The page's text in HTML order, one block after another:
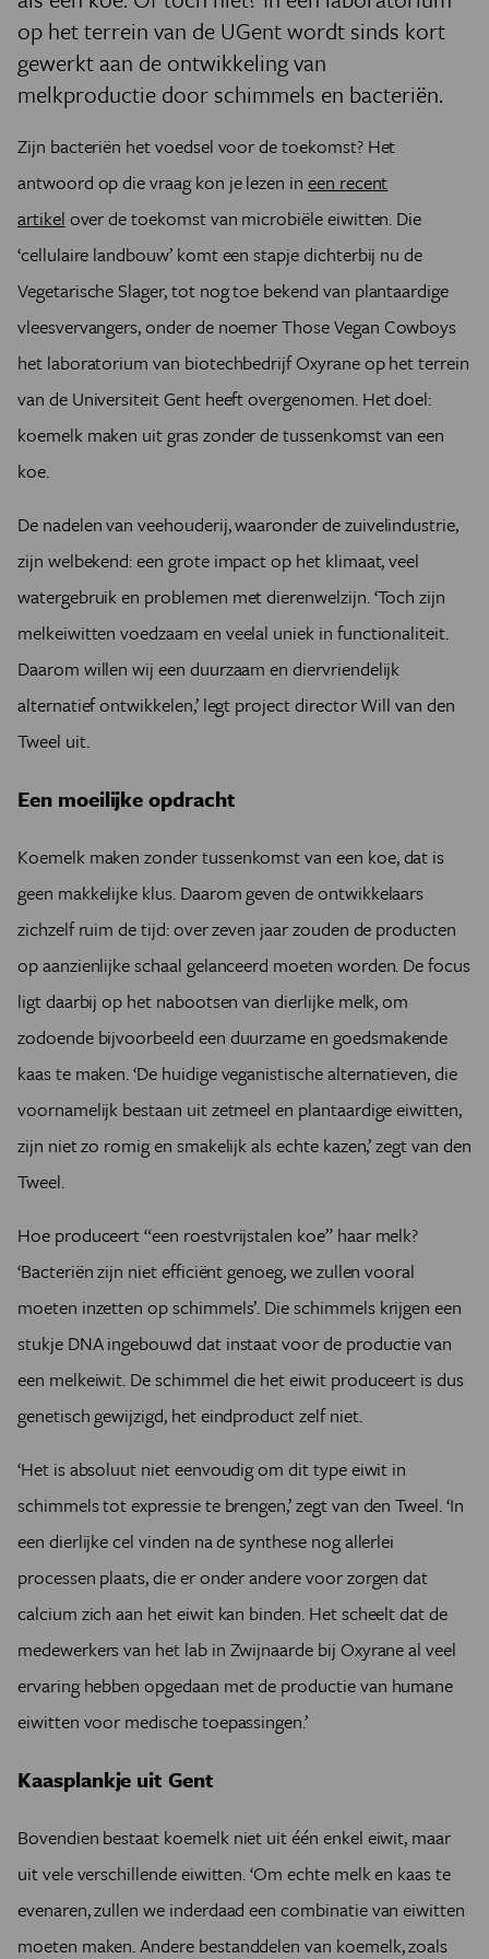
op het terrein van de UGent wordt sinds kort
gewerkt aan de ontwikkeling van
melkproductie door schimmels en bacteriën.
Zijn bacteriën het voedsel voor de toekomst? Het
antwoord op die vraag kon je lezen in een recent
artikel over de toekomst van microbiële eiwitten. Die
‘cellulaire landbouw’ komt een stapje dichterbij nu de
Vegetarische Slager, tot nog toe bekend van plantaardige
vleesvervangers, onder de noemer Those Vegan Cowboys
het laboratorium van biotechbedrijf Oxyrane op het terrein
van de Universiteit Gent heeft overgenomen. Het doel:
koemelk maken uit gras zonder de tussenkomst van een
koe.
De nadelen van veehouderij, waaronder de zuivelindustrie,
zijn welbekend: een grote impact op het klimaat, veel
watergebruik en problemen met dierenwelzijn.‘Toch zijn
melkeiwitten voedzaam en veelal uniek in functionaliteit.
Daarom willen wij een duurzaam en diervriendelijk
alternatief ontwikkelen,’ legt project directorWill van den
Tweel uit.
Een moeilijke opdracht
Koemelk maken zonder tussenkomst van een koe, dat is
geen makkelijke klus. Daarom geven de ontwikkelaars
zichzelf ruim de tijd: over zeven jaar zouden de producten
op aanzienlijke schaal gelanceerd moeten worden. De focus
ligt daarbij op het nabootsen van dierlijke melk, om
zodoende bijvoorbeeld een duurzame en goedsmakende
kaas te maken.‘De huidige veganistische alternatieven, die
voornamelijk bestaan uit zetmeel en plantaardige eiwitten,
zijn niet zo romig en smakelijk als echte kazen,’ zegt van den
Tweel.
Hoe produceert “een roestvrijstalen koe” haar melk?
‘Bacteriën zijn niet efficiënt genoeg, we zullen vooral
moeten inzetten op schimmels’. Die schimmels krijgen een
stukje DNA ingebouwd dat instaat voor de productie van
een melkeiwit. De schimmel die het eiwit produceert is dus
genetisch gewijzigd, het eindproduct zelf niet.
‘Het is absoluut niet eenvoudig om dit type eiwit in
schimmels tot expressie te brengen,’ zegt van den Tweel. ‘In
een dierlijke cel vinden na de synthese nog allerlei
processen plaats, die er onder andere voor zorgen dat
calcium zich aan het eiwit kan binden. Het scheelt dat de
medewerkers van het lab in Zwijnaarde bij Oxyrane al veel
ervaring hebben opgedaan met de productie van humane
eiwitten voor medische toepassingen.’
Kaasplankje uit Gent
Bovendien bestaat koemelk niet uit één enkel eiwit, maar
uit vele verschillende eiwitten. ‘Om echte melk en kaas te
evenaren, zullen we inderdaad een combinatie van eiwitten
moeten maken. Andere bestanddelen van koemelk, zoals